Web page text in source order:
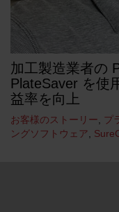
加工製造業者の
PlateSaver を使
益率を向上
お客様のストーリー, プ
ングソフトウェア,